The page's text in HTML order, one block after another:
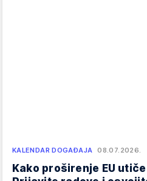
KALENDAR DOGAĐAJA 08.07.2026.
Kako proširenje EU